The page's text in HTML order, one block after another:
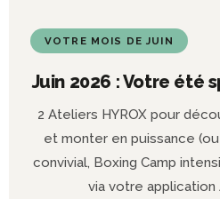
VOTRE MOIS DE JUIN
Juin 2026 : Votre été
2 Ateliers HYROX pour
et monter en puissance
convivial, Boxing Camp
via votre application